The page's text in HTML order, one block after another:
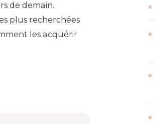
de demain.
plus recherchées
les acquérir